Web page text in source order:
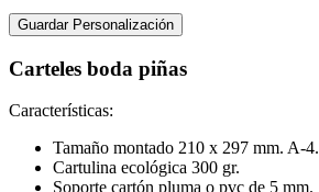
Guardar Personalización
Carteles boda piñas
Características:
Tamaño montado 210 x 297 mm. A-4.
Cartulina ecológica 300 gr.
Soporte cartón pluma o pvc de 5 mm.